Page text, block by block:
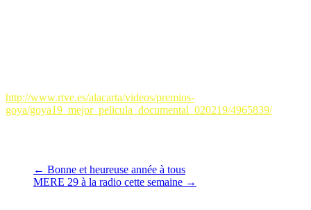
http://www.rtve.es/alacarta/videos/premios-
goya/goya19_mejor_pelicula_documental_020219/4965839/
← Bonne et heureuse année à tous
MERE 29 à la radio cette semaine →